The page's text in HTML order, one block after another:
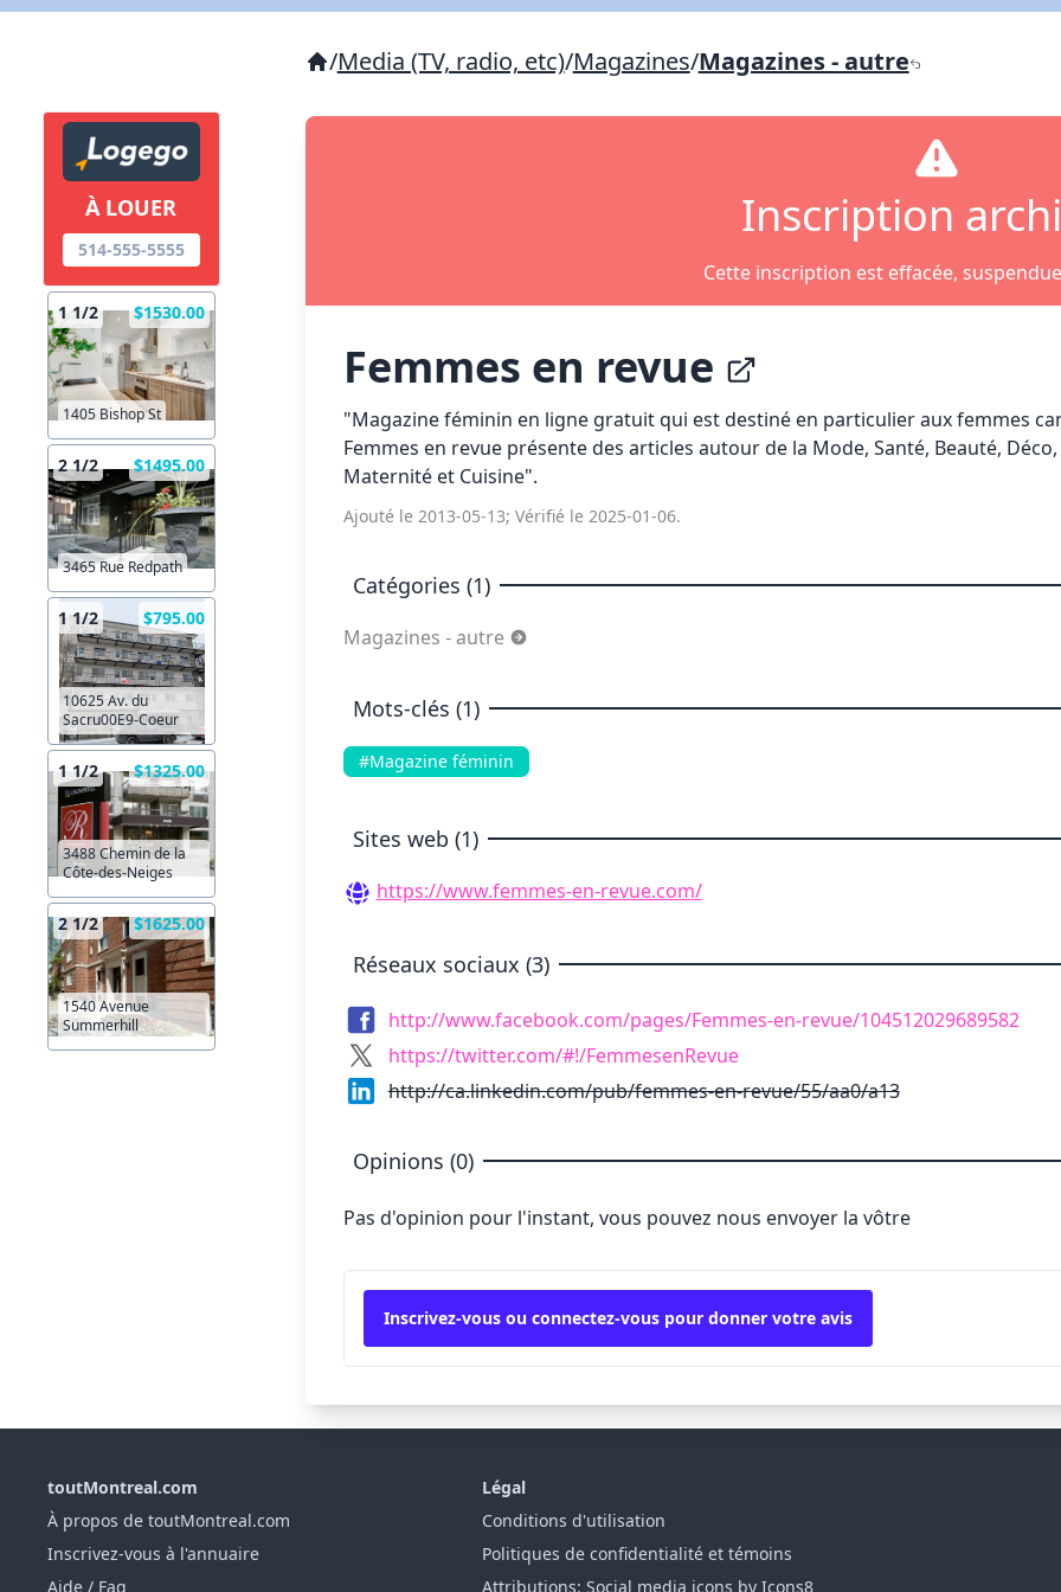
À LOUER
514-555-5555
1 1/2 $1530.00
1405 Bishop St
2 1/2 $1495.00
3465 Rue Redpath
1 1/2 $795.00
10625 Av. du
Sacru00E9-Coeur
1 1/2 $1325.00
3488 Chemin de la
Côte-des-Neiges
2 1/2 $1625.00
1540 Avenue
Summerhill
/Media (TV, radio, etc)/Magazines/Magazines - autre
Inscription
Cette inscription est effacée,
Femmes en revue
"Magazine féminin en ligne gratuit qui est destiné en particulier aux femmes
Femmes en revue présente des articles autour de la Mode, Santé, Beauté,
Maternité et Cuisine".
Ajouté le 2013-05-13; Vérifié le 2025-01-06.
Catégories (1)
Magazines - autre
Mots-clés (1)
#Magazine féminin
Sites web (1)
https://www.femmes-en-revue.com/
Réseaux sociaux (3)
http://www.facebook.com/pages/Femmes-en-revue/104512029689582
https://twitter.com/#!/FemmesenRevue
http://ca.linkedin.com/pub/femmes-en-revue/55/aa0/a13
Opinions (0)
Pas d'opinion pour l'instant, vous pouvez nous envoyer la vôtre
Inscrivez-vous ou connectez-vous pour donner votre avis
toutMontreal.com
À propos de toutMontreal.com
Inscrivez-vous à l'annuaire
Aide / Faq
Légal
Conditions d'utilisation
Politiques de confidentialité et témoins
Attributions: Social media icons by Icons8
X Fermer
X Fermer Envoyez